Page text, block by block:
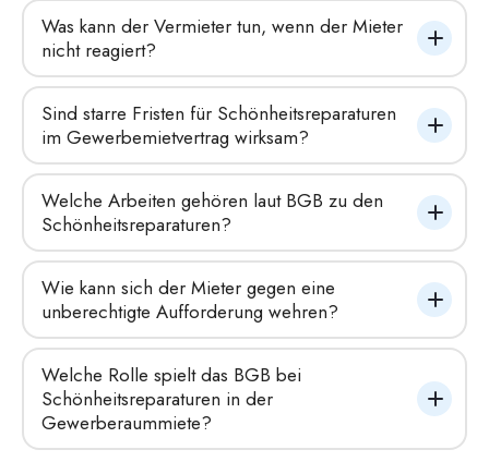
Was kann der Vermieter tun, wenn der Mieter
nicht reagiert?
Sind starre Fristen für Schönheitsreparaturen
im Gewerbemietvertrag wirksam?
Welche Arbeiten gehören laut BGB zu den
Schönheitsreparaturen?
Wie kann sich der Mieter gegen eine
unberechtigte Aufforderung wehren?
Welche Rolle spielt das BGB bei
Schönheitsreparaturen in der
Gewerberaummiete?